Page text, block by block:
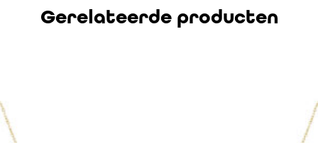
Gerelateerde producten